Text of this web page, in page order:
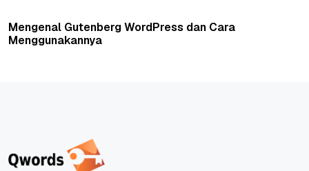
Mengenal Gutenberg WordPress dan Cara
Menggunakannya